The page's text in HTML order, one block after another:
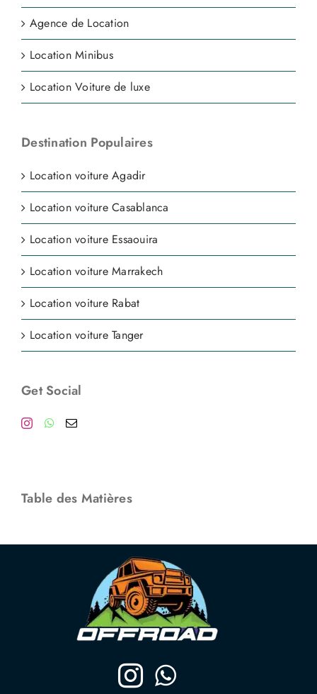
Table des Matières
Agence de Location
Location Minibus
Location Voiture de luxe
Destination Populaires
Location voiture Agadir
Location voiture Casablanca
Location voiture Essaouira
Location voiture Marrakech
Location voiture Rabat
Location voiture Tanger
Get Social